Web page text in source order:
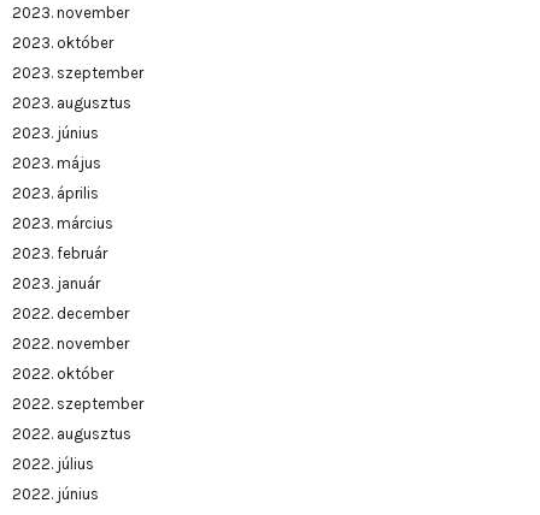
2023. november
2023. október
2023. szeptember
2023. augusztus
2023. június
2023. május
2023. április
2023. március
2023. február
2023. január
2022. december
2022. november
2022. október
2022. szeptember
2022. augusztus
2022. július
2022. június